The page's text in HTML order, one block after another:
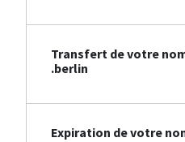
Transfert de votre
.berlin
Expiration de votre